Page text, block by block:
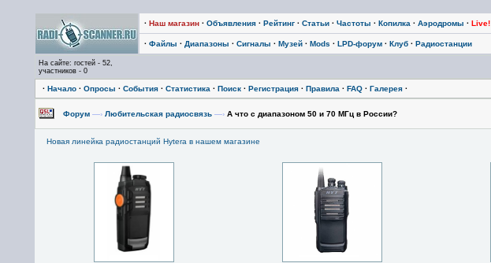
· Наш магазин· Объявления· Рейтинг· Статьи· Частоты · Копилка · Аэродромы · Live!
· Файлы · Диапазоны · Сигналы · Музей· Mods · LPD-форум· Клуб· Радиостанции
На сайте: гостей - 52,
участников - 0
· Начало· Опросы · События· Статистика · Поиск· Регистрация· Правила · FAQ· Галерея·
Форум —› Любительская радиосвязь —›А что с диапазоном 50 и 70 МГц в России?
Новая линейка радиостанций Hytera в нашем магазине